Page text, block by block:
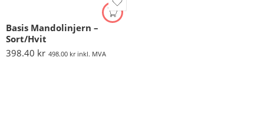
Basis Mandolinjern –
Sort/Hvit
398.40 kr 498.00 krinkl. MVA